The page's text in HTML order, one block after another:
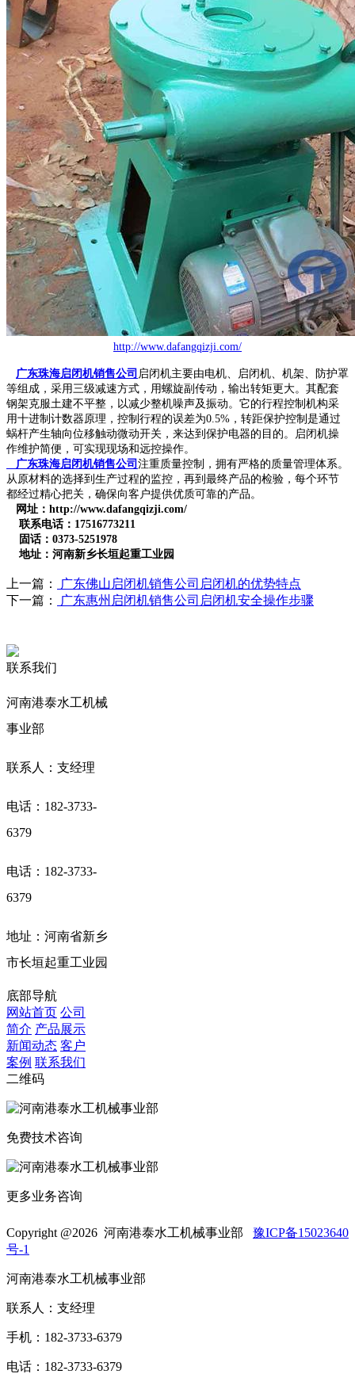
http://www.dafangqizji.com/
广东珠海启闭机销售公司 启闭机主要由电机、启闭机、机架、防护罩
等组成，采用三级减速方式，用螺旋副传动，输出转矩更大。其配套
钢架克服土建不平整，以减少整机噪声及振动。它的行程控制机构采
用十进制计数器原理，控制行程的误差为0.5%，转距保护控制是通过
蜗杆产生轴向位移触动微动开关，来达到保护电器的目的。启闭机操
作维护简便，可实现现场和远控操作。
广东珠海启闭机销售公司 注重质量控制，拥有严格的质量管理体系。
从原材料的选择到生产过程的监控，再到最终产品的检验，每个环节
都经过精心把关，确保向客户提供优质可靠的产品。
网址：http://www.dafangqizji.com/
联系电话：17516773211
固话：0373-5251978
地址：河南新乡长垣起重工业园
上一篇：
广东佛山启闭机销售公司启闭机的优势特点
下一篇：
广东惠州启闭机销售公司启闭机安全操作步骤
联系我们
河南港泰水工机械
事业部
联系人：支经理
电话：182-3733-
6379
电话：182-3733-
6379
地址：河南省新乡
市长垣起重工业园
底部导航
网站首页 公司
简介 产品展示
新闻动态 客户
案例 联系我们
二维码
免费技术咨询
更多业务咨询
Copyright @2026 河南港泰水工机械事业部 豫ICP备15023640
号-1
河南港泰水工机械事业部
联系人：支经理
手机：182-3733-6379
电话：182-3733-6379